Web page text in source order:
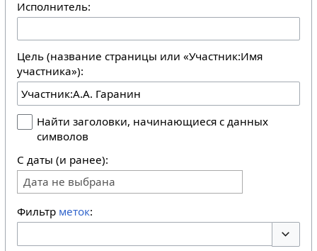
Исполнитель:
Цель (название страницы или «Участник:Имя
участника»):
Найти заголовки, начинающиеся с данных
символов
С даты (и ранее):
Дата не выбрана
Фильтр меток: